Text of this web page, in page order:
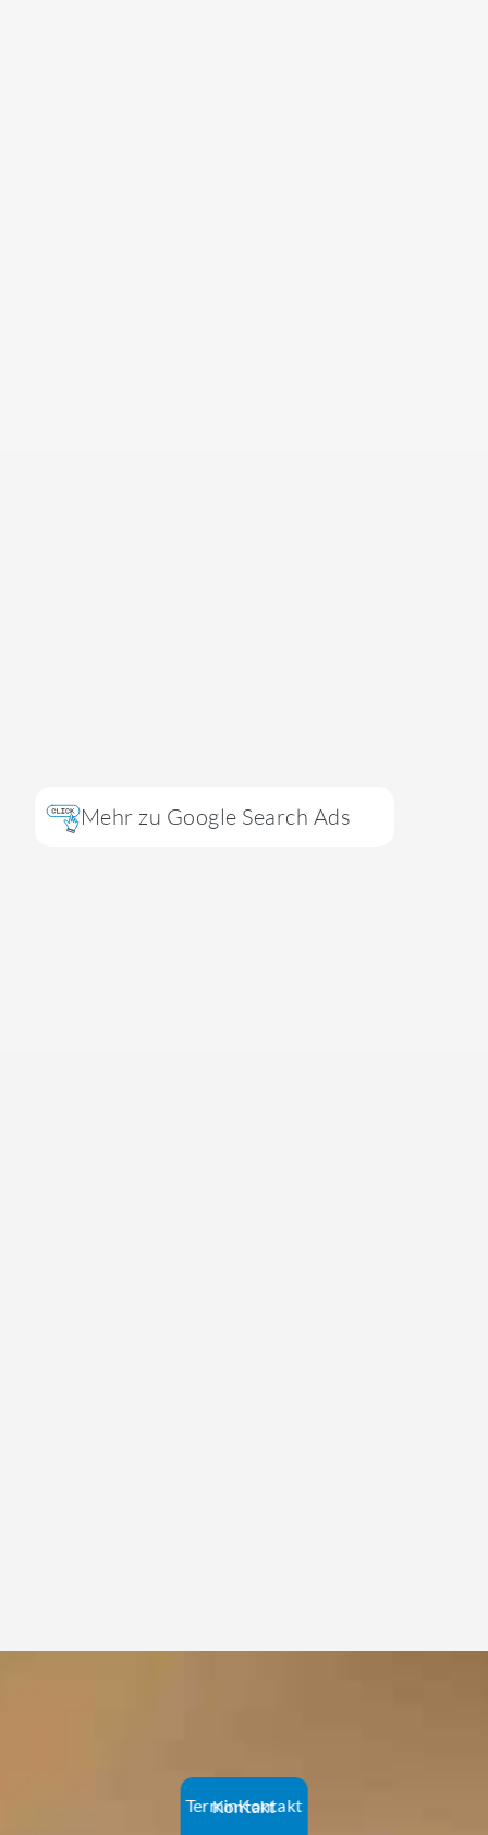
Mehr zu Google Search Ads
Kontakt
TerminKontakt